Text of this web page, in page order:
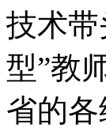
技术
型”教
省的